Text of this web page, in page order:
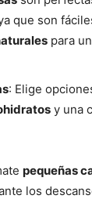
que son
para
: Elige
y una
pequeñas
los